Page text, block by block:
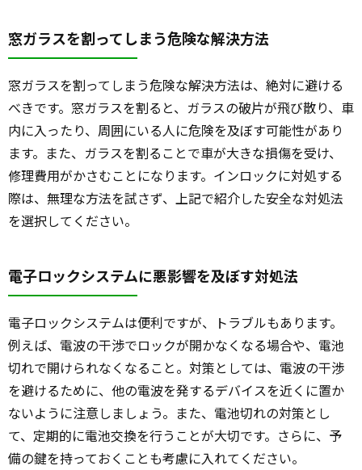
窓ガラスを割ってしまう危険な解決方法
窓ガラスを割ってしまう危険な解決方法は、絶対に避ける
べきです。窓ガラスを割ると、ガラスの破片が飛び散り、車
内に入ったり、周囲にいる人に危険を及ぼす可能性があり
ます。また、ガラスを割ることで車が大きな損傷を受け、
修理費用がかさむことになります。インロックに対処する
際は、無理な方法を試さず、上記で紹介した安全な対処法
を選択してください。
電子ロックシステムに悪影響を及ぼす対処法
電子ロックシステムは便利ですが、トラブルもあります。
例えば、電波の干渉でロックが開かなくなる場合や、電池
切れで開けられなくなること。対策としては、電波の干渉
を避けるために、他の電波を発するデバイスを近くに置か
ないように注意しましょう。また、電池切れの対策とし
て、定期的に電池交換を行うことが大切です。さらに、予
備の鍵を持っておくことも考慮に入れてください。